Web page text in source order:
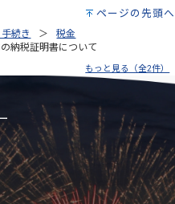
ページの先頭へ
続き
税金
納税証明書について
もっと見る（全2件）